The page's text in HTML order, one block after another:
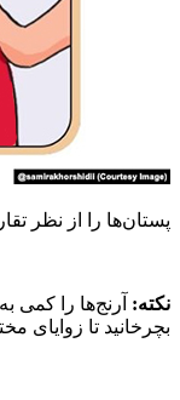
را از نظر تقارن،
را کمی به جلو
تا زوایای مختلف